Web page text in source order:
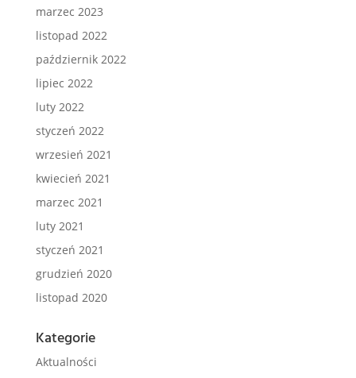
marzec 2023
listopad 2022
październik 2022
lipiec 2022
luty 2022
styczeń 2022
wrzesień 2021
kwiecień 2021
marzec 2021
luty 2021
styczeń 2021
grudzień 2020
listopad 2020
Kategorie
Aktualności